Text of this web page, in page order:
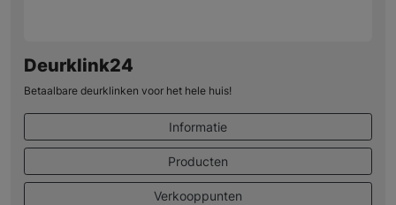
Deurklink24
Betaalbare deurklinken voor het hele huis!
Informatie
Producten
Verkooppunten